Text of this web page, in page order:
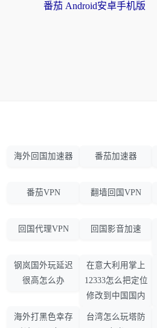
番茄 Android安卓手机版
海外回国加速器 番茄加速器
番茄VPN 翻墙回国VPN
回国代理VPN 回国影音加速
钢岚国外玩延迟
很高怎么办
在意大利用掌上
12333怎么把定位
修改到中国国内
海外打黑色幸存
台湾怎么玩塔防